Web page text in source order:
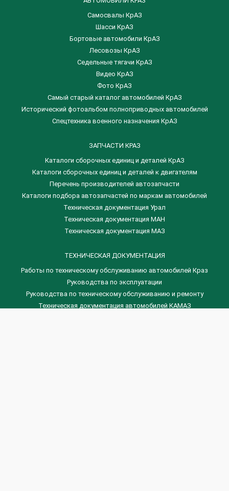
Самосвалы КрАЗ
Шасси КрАЗ
Бортовые автомобили КрАЗ
Лесовозы КрАЗ
Седельные тягачи КрАЗ
Видео КрАЗ
Фото КрАЗ
Самый старый каталог автомобилей КрАЗ
Исторический фотоальбом полноприводных автомобилей
Спецтехника военного назначения КрАЗ
ЗАПЧАСТИ КРАЗ
Каталоги сборочных единиц и деталей КрАЗ
​Каталоги сборочных единиц и деталей к двигателям
Перечень производителей автозапчасти
Каталоги подбора автозапчастей по маркам автомобилей
Техническая документация Урал
Техническая документация МАН
Техническая документация МАЗ
ТЕХНИЧЕСКАЯ ДОКУМЕНТАЦИЯ
Работы по техническому обслуживанию автомобилей Краз
Руководства по эксплуатации
Руководства по техническому обслуживанию и ремонту
Техническая документация автомобилей КАМАЗ